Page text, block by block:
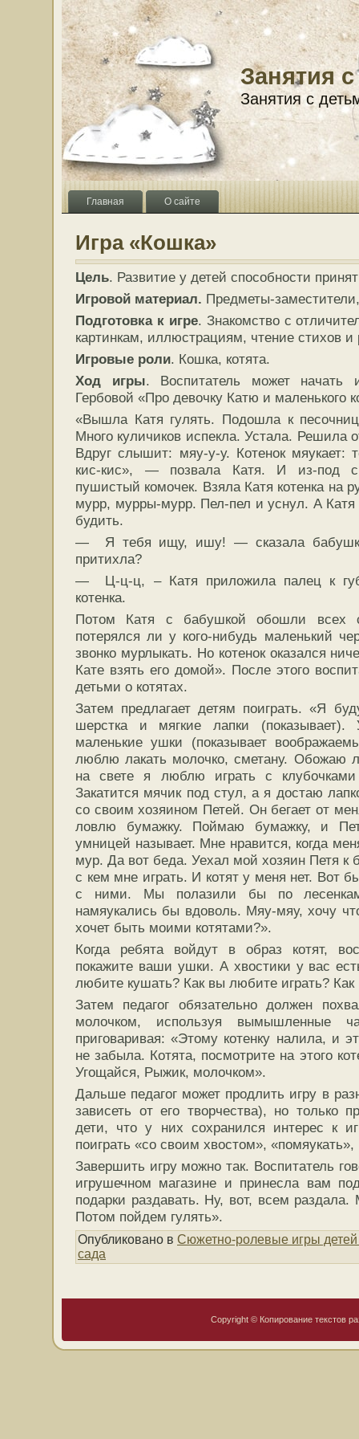
Занятия
Занятия с
Главная О сайте
Игра «Кошка»
Цель. Развитие у детей способности
Игровой материал. Предметы-
Подготовка к игре. Знакомство с
картинкам, иллюстрациям, чтение стихов и
Игровые роли. Кошка, котята.
Ход игры. Воспитатель может начать
Гербовой «Про девочку Катю и маленького
«Вышла Катя гулять. Подошла к
Много куличиков испекла. Устала. Решила
Вдруг слышит: мяу-у-у. Котенок мяукает:
кис-кис», — позвала Катя. И из-под
пушистый комочек. Взяла Катя котенка на
мурр, мурры-мурр. Пел-пел и уснул. А Катя
будить.
— Я тебя ищу, ишу! — сказала
притихла?
— Ц-ц-ц, – Катя приложила палец к
котенка.
Потом Катя с бабушкой обошли всех
потерялся ли у кого-нибудь маленький
звонко мурлыкать. Но котенок оказался
Кате взять его домой». После этого
детьми о котятах.
Затем предлагает детям поиграть. «Я
шерстка и мягкие лапки
маленькие ушки (показывает
люблю лакать молочко, сметану. Обожаю
на свете я люблю играть с
Закатится мячик под стул, а я достаю
со своим хозяином Петей. Он бегает от
ловлю бумажку. Поймаю бумажку, и
умницей называет. Мне нравится, когда
мур. Да вот беда. Уехал мой хозяин Петя к
с кем мне играть. И котят у меня нет. Вот
с ними. Мы полазили бы по
намяукались бы вдоволь. Мяу-мяу, хочу
хочет быть моими котятами?».
Когда ребята войдут в образ котят,
покажите ваши ушки. А хвостики у вас
любите кушать? Как вы любите играть?
Затем педагог обязательно должен
молочком, используя вымышленные
приговаривая: «Этому котенку налила, и
не забыла. Котята, посмотрите на этого
Угощайся, Рыжик, молочком».
Дальше педагог может продлить игру в
зависеть от его творчества), но только
дети, что у них сохранился интерес к
поиграть «со своим хвостом», «помяукать»,
Завершить игру можно так. Воспитатель
игрушечном магазине и принесла вам
подарки раздавать. Ну, вот, всем
Потом пойдем гулять».
Опубликовано в Сюжетно-ролевые игры
сада
Copyright © Копирование текстов